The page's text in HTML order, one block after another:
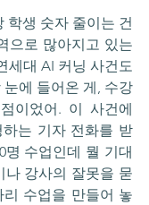
학생 숫자 줄이는 건
으로 많아지고 있는
세대 AI 커닝 사건도
에 들어온 게, 수강
이었어. 이 사건에
는 기자 전화를 받
명 수업인데 뭘 기대
나 강사의 잘못을 묻
리 수업을 만들어 놓